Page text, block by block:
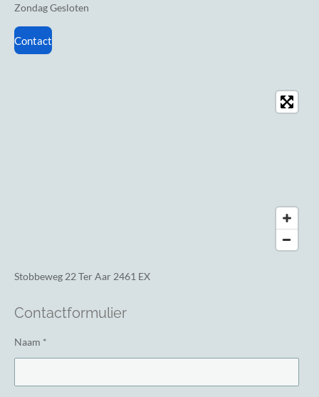
ZondagGesloten
Contact
Stobbeweg 22 Ter Aar 2461 EX
Contactformulier
Naam *